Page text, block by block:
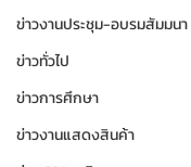
ข่าวงานประชุม-อบรมสัมมนา
ข่าวทั่วไป
ข่าวการศึกษา
ข่าวงานแสดงสินค้า